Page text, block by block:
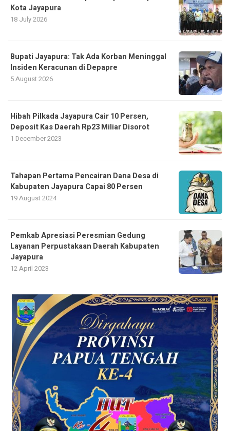
Kota Jayapura
18 July 2026
Bupati Jayapura: Tak Ada Korban Meninggal
Insiden Keracunan di Depapre
5 August 2026
Hibah Pilkada Jayapura Cair 10 Persen,
Deposit Kas Daerah Rp23 Miliar Disorot
1 December 2023
Tahapan Pertama Pencairan Dana Desa di
Kabupaten Jayapura Capai 80 Persen
19 August 2024
Pemkab Apresiasi Peresmian Gedung
Layanan Perpustakaan Daerah Kabupaten
Jayapura
12 April 2023